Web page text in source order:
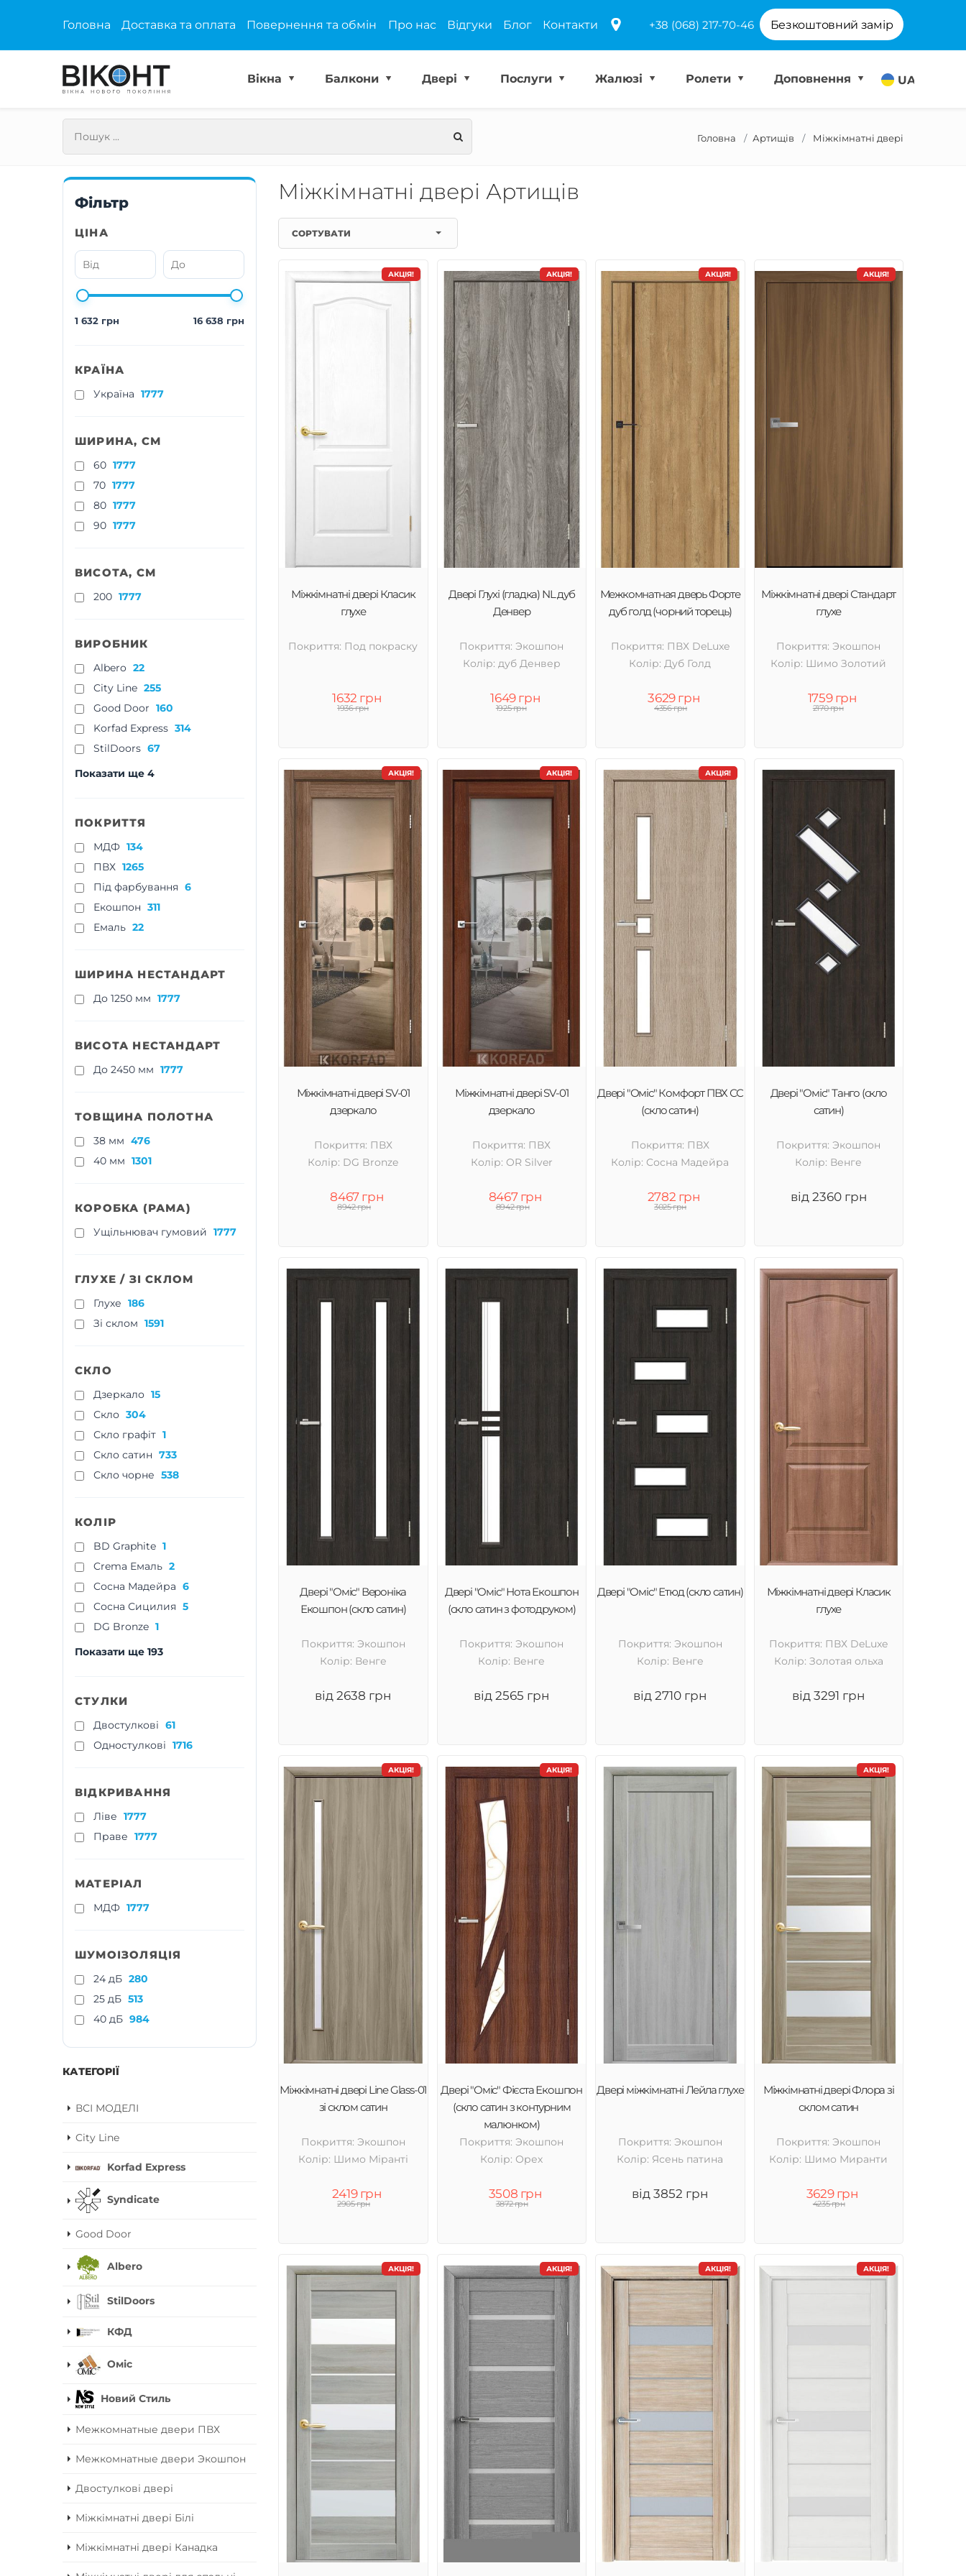
Головна Доставка та оплата Повернення та обмін Про нас Відгуки Блог Контакти +38 (068) 217-70-46 Безкоштовний замір
UA
Вікна Балкони Двері Послуги Жалюзі Ролети Доповнення
Головна Артищів Міжкімнатні двері
Фільтр
ЦІНА
1 632 грн 16 638 грн
КРАЇНА
Україна 1777
ШИРИНА, СМ
60 1777
70 1777
80 1777
90 1777
ВИСОТА, СМ
200 1777
ВИРОБНИК
Albero 22
City Line 255
Good Door 160
Korfad Express 314
StilDoors 67
Показати ще 4
ПОКРИТТЯ
МДФ 134
ПВХ 1265
Під фарбування 6
Екошпон 311
Емаль 22
ШИРИНА НЕСТАНДАРТ
До 1250 мм 1777
ВИСОТА НЕСТАНДАРТ
До 2450 мм 1777
ТОВЩИНА ПОЛОТНА
38 мм 476
40 мм 1301
КОРОБКА (РАМА)
Ущільнювач гумовий 1777
ГЛУХЕ / ЗІ СКЛОМ
Глухе 186
Зі склом 1591
СКЛО
Дзеркало 15
Скло 304
Скло графіт 1
Скло сатин 733
Скло чорне 538
КОЛІР
BD Graphite 1
Crema Емаль 2
Cосна Мадейра 6
Cосна Сицилия 5
DG Bronze 1
Показати ще 193
СТУЛКИ
Двостулкові 61
Одностулкові 1716
ВІДКРИВАННЯ
Ліве 1777
Праве 1777
МАТЕРІАЛ
МДФ 1777
ШУМОІЗОЛЯЦІЯ
24 дБ 280
25 дБ 513
40 дБ 984
КАТЕГОРІЇ
ВСІ МОДЕЛІ
City Line
Korfad Express
Syndicate
Good Door
Albero
StilDoors
КФД
Оміс
Новий Стиль
Межкомнатные двери ПВХ
Межкомнатные двери Экошпон
Двостулкові двері
Міжкімнатні двері Білі
Міжкімнатні двері Канадка
Міжкімнатні двері Артищів
СОРТУВАТИ
АКЦІЯ!
Міжкімнатні двері Класик
глухе
Покриття: Под покраску
1632 грн
1936 грн
АКЦІЯ!
Двері Глухі (гладка) NL дуб
Денвер
Покриття: Экошпон
Колір: дуб Денвер
1649 грн
1925 грн
АКЦІЯ!
Межкомнатная дверь Форте
дуб голд (чорний торець)
Покриття: ПВХ DeLuxe
Колір: Дуб Голд
3629 грн
4356 грн
АКЦІЯ!
Міжкімнатні двері Стандарт
глухе
Покриття: Экошпон
Колір: Шимо Золотий
1759 грн
2170 грн
АКЦІЯ!
Міжкімнатні двері SV-01
дзеркало
Покриття: ПВХ
Колір: DG Bronze
8467 грн
8942 грн
АКЦІЯ!
Міжкімнатні двері SV-01
дзеркало
Покриття: ПВХ
Колір: OR Silver
8467 грн
8942 грн
АКЦІЯ!
Двері "Оміс" Комфорт ПВХ СС
(скло сатин)
Покриття: ПВХ
Колір: Cосна Мадейра
2782 грн
3025 грн
Двері "Оміс" Танго (скло
сатин)
Покриття: Экошпон
Колір: Венге
від 2360 грн
Двері "Оміс" Вероніка
Екошпон (скло сатин)
Покриття: Экошпон
Колір: Венге
від 2638 грн
Двері "Оміс" Нота Екошпон
(скло сатин з фотодруком)
Покриття: Экошпон
Колір: Венге
від 2565 грн
Двері "Оміс" Етюд (скло сатин)
Покриття: Экошпон
Колір: Венге
від 2710 грн
Міжкімнатні двері Класик
глухе
Покриття: ПВХ DeLuxe
Колір: Золотая ольха
від 3291 грн
АКЦІЯ!
Міжкімнатні двері Line Glass-01
зі склом сатин
Покриття: Экошпон
Колір: Шимо Міранті
2419 грн
2905 грн
АКЦІЯ!
Двері "Оміс" Фієста Екошпон
(скло сатин з контурним
малюнком)
Покриття: Экошпон
Колір: Орех
3508 грн
3872 грн
Двері міжкімнатні Лейла глухе
Покриття: Экошпон
Колір: Ясень патина
від 3852 грн
АКЦІЯ!
Міжкімнатні двері Флора зі
склом сатин
Покриття: Экошпон
Колір: Шимо Миранти
3629 грн
4235 грн
АКЦІЯ! АКЦІЯ! АКЦІЯ! АКЦІЯ!